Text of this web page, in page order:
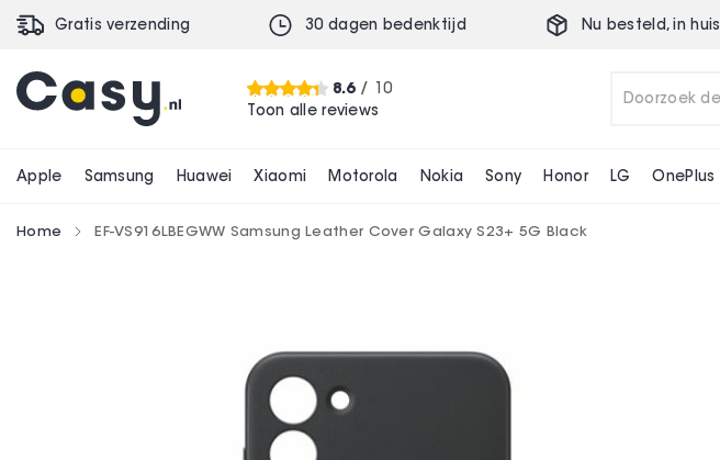
Gratis verzending 30 dagen bedenktijd Nu besteld,in huis
8.6/ 10
Toon alle reviews
Apple Samsung Huawei Xiaomi Motorola Nokia Sony Honor LG OnePlus
Home EF-VS916LBEGWW Samsung Leather Cover Galaxy S23+ 5G Black